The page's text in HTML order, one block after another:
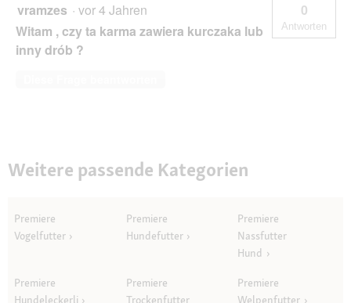
vramzes · vor 4 Jahren
Witam , czy ta karma zawiera kurczaka lub
inny drób ?
0
Antworten
Weitere passende Kategorien
Premiere
Vogelfutter
Premiere
Hundefutter
Premiere
Nassfutter
Hund
Premiere
Hundeleckerli
Premiere
Trockenfutter
Premiere
Welpenfutter